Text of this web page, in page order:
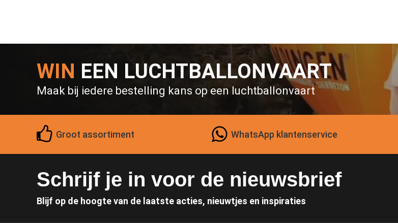
WIN EEN LUCHTBALLONVAART
Maak bij iedere bestelling kans op een luchtballonvaart
Groot assortiment WhatsApp klantenservice
Schrijf je in voor de nieuwsbrief
Blijf op de hoogte van de laatste acties, nieuwtjes en inspiraties